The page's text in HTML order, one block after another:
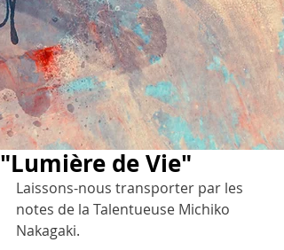
"Lumière de Vie"
Laissons-nous transporter par les
notes de la Talentueuse Michiko
Nakagaki.